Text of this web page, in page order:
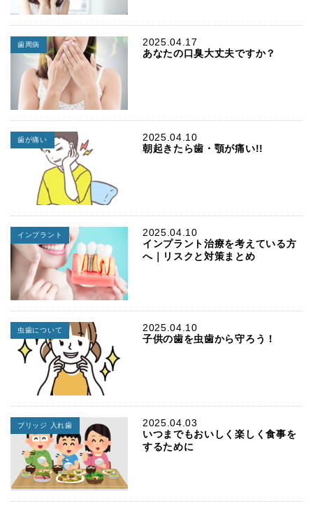
2025.04.17
歯周病
あなたの口臭大丈夫ですか？
2025.04.10
歯が痛い
朝起きたら歯・顎が痛い!!
2025.04.10
インプラント
インプラント治療を考えている方
へ｜リスクと対策まとめ
2025.04.10
虫歯について
子供の歯を虫歯から守ろう！
2025.04.03
ブリッジ 入れ歯
いつまでもおいしく楽しく食事を
するために